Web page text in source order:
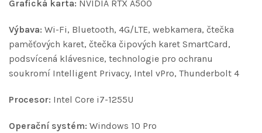
Grafická karta: NVIDIA RTX A500
Výbava: Wi-Fi, Bluetooth, 4G/LTE, webkamera, čtečka
paměťových karet, čtečka čipových karet SmartCard,
podsvícená klávesnice, technologie pro ochranu
soukromí Intelligent Privacy, Intel vPro, Thunderbolt 4
Procesor: Intel Core i7-1255U
Operační systém: Windows 10 Pro